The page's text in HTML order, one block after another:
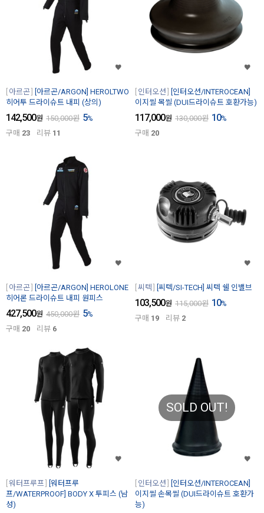
아르곤
[아르곤/ARGON] HEROLTWO
히어투 드라이슈트 내피 (상의)
142,500원 150,000원 5%
구매 23 리뷰 11
인터오션
[인터오션/INTEROCEAN]
이지씰 목씰 (DUI드라이슈트 호환가능)
117,000원 130,000원 10%
구매 20
아르곤
[아르곤/ARGON] HEROLONE
히어론 드라이슈트 내피 원피스
427,500원 450,000원 5%
구매 20 리뷰 6
씨텍 [씨텍/SI-TECH] 씨텍 쉘 인밸브
103,500원 115,000원 10%
구매 19 리뷰 2
워터프루프
[워터프루
프/WATERPROOF] BODY X 투피스 (남
성)
SOLD OUT!
인터오션
[인터오션/INTEROCEAN]
이지씰 손목씰 (DUI드라이슈트 호환가
능)